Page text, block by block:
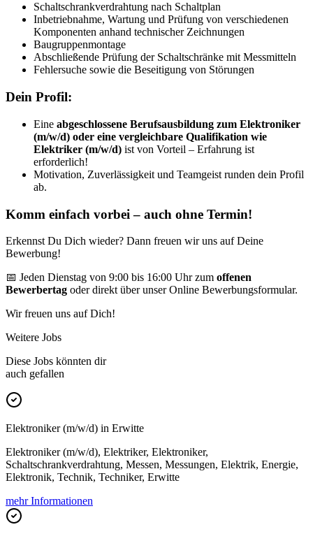
Schaltschrankverdrahtung nach Schaltplan
Inbetriebnahme, Wartung und Prüfung von verschiedenen
Komponenten anhand technischer Zeichnungen
Baugruppenmontage
Abschließende Prüfung der Schaltschränke mit Messmitteln
Fehlersuche sowie die Beseitigung von Störungen
Dein Profil:
Eine abgeschlossene Berufsausbildung zum Elektroniker
(m/w/d) oder eine vergleichbare Qualifikation wie
Elektriker (m/w/d) ist von Vorteil – Erfahrung ist
erforderlich!
Motivation, Zuverlässigkeit und Teamgeist runden dein Profil
ab.
Komm einfach vorbei – auch ohne Termin!
Erkennst Du Dich wieder? Dann freuen wir uns auf Deine
Bewerbung!
📅 Jeden Dienstag von 9:00 bis 16:00 Uhr zum offenen
Bewerbertag oder direkt über unser Online Bewerbungsformular.
Wir freuen uns auf Dich!
Weitere Jobs
Diese Jobs könnten dir
auch gefallen
Elektroniker (m/w/d) in Erwitte
Elektroniker (m/w/d), Elektriker, Elektroniker,
Schaltschrankverdrahtung, Messen, Messungen, Elektrik, Energie,
Elektronik, Technik, Techniker, Erwitte
mehr Informationen